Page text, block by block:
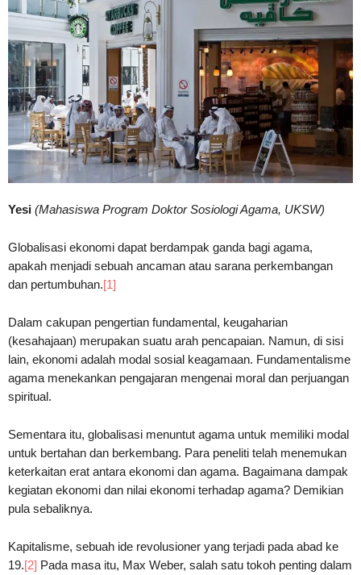
Yesi (Mahasiswa Program Doktor Sosiologi Agama, UKSW)
Globalisasi ekonomi dapat berdampak ganda bagi agama,
apakah menjadi sebuah ancaman atau sarana perkembangan
dan pertumbuhan.[1]
Dalam cakupan pengertian fundamental, keugaharian
(kesahajaan) merupakan suatu arah pencapaian. Namun, di sisi
lain, ekonomi adalah modal sosial keagamaan. Fundamentalisme
agama menekankan pengajaran mengenai moral dan perjuangan
spiritual.
Sementara itu, globalisasi menuntut agama untuk memiliki modal
untuk bertahan dan berkembang. Para peneliti telah menemukan
keterkaitan erat antara ekonomi dan agama. Bagaimana dampak
kegiatan ekonomi dan nilai ekonomi terhadap agama? Demikian
pula sebaliknya.
Kapitalisme, sebuah ide revolusioner yang terjadi pada abad ke
19.[2] Pada masa itu, Max Weber, salah satu tokoh penting dalam